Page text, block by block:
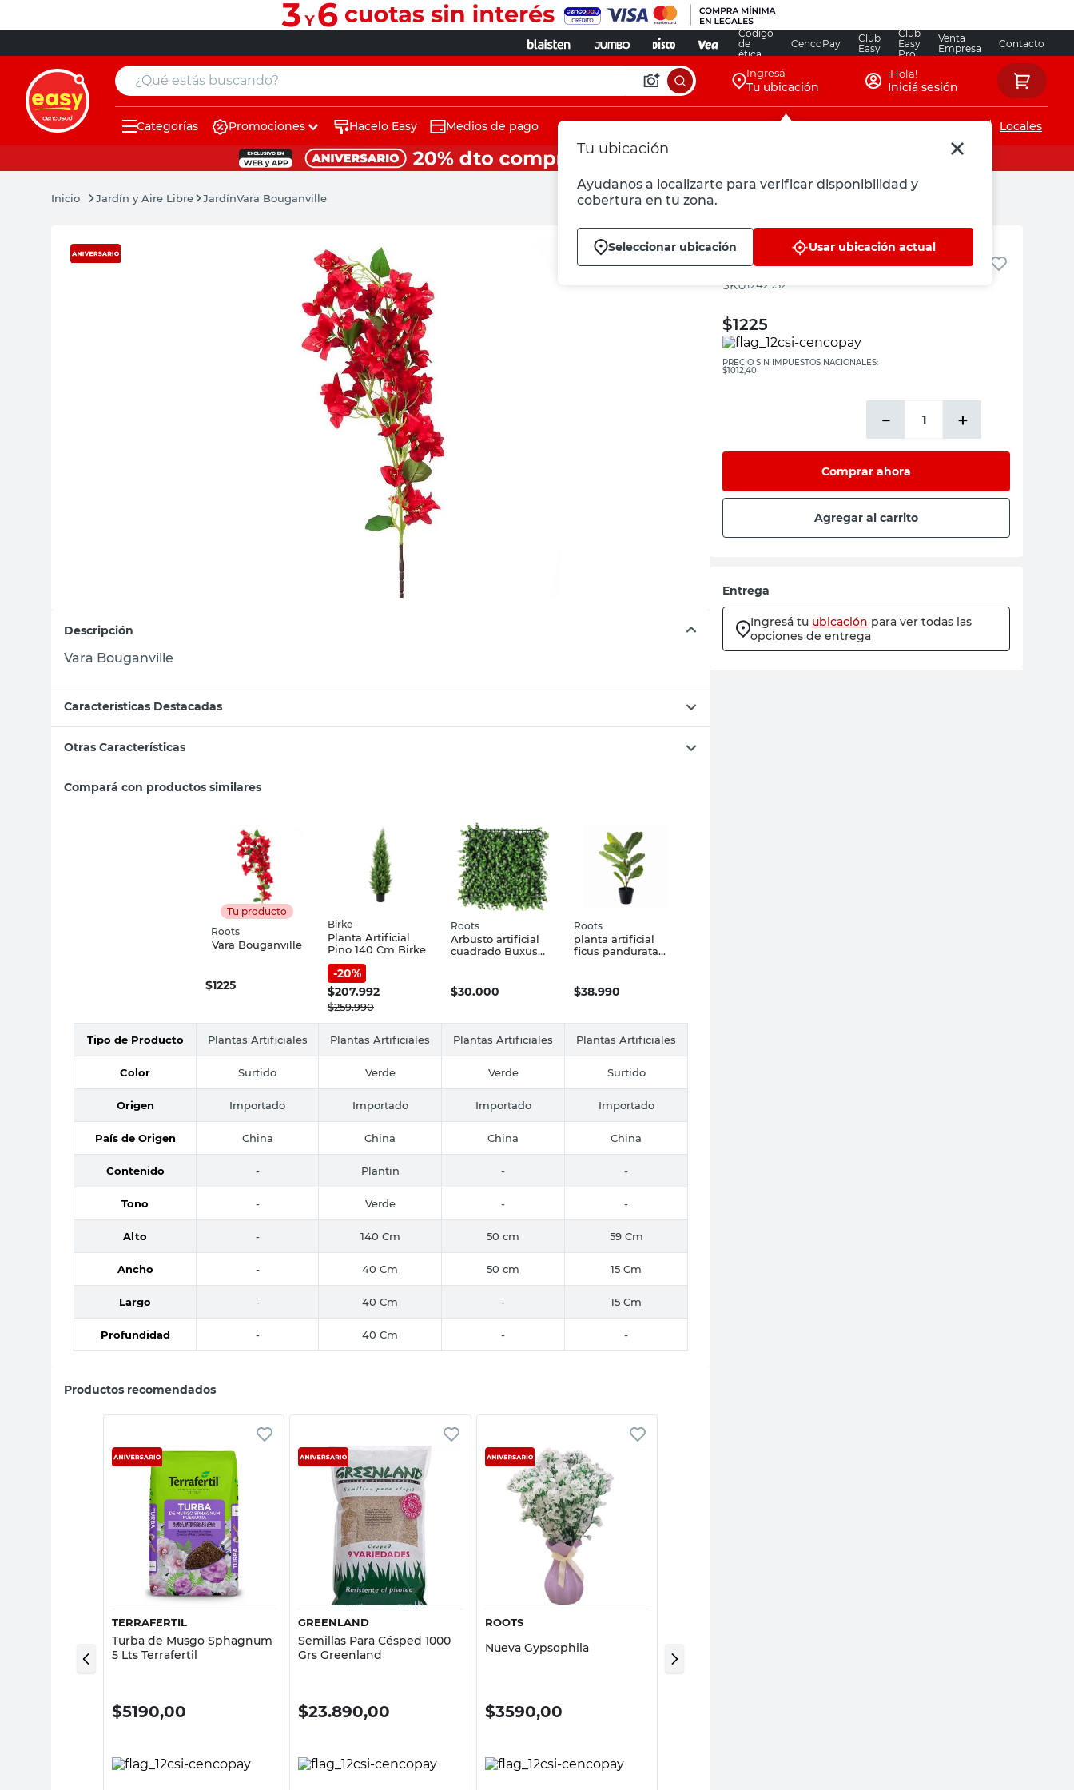
Código
de
ética
CencoPay
Club
Easy
Club
Easy
Pro
Venta
Empresa
Contacto
¿Qué estás buscando? Ingresá
Tu ubicación
Tu ubicación
Ayudanos a localizarte para verificar disponibilidad y
cobertura en tu zona.
Seleccionar ubicación Usar ubicación actual
¡Hola!
Iniciá sesión
Categorías Promociones Hacelo Easy Medios de pago Locales
Jardín y Aire Libre JardínVara Bouganville
Descripción
Vara Bouganville
Características Destacadas
Otras Características
Compará con productos similares
Tu producto
Roots
Vara Bouganville
$1225
Birke
Planta Artificial
Pino 140 Cm Birke
-20%
$207.992
$259.990
Roots
Arbusto artificial
cuadrado Buxus
$30.000
Roots
planta artificial
ficus pandurata
$38.990
Tipo de Producto Plantas Artificiales Plantas Artificiales Plantas Artificiales Plantas Artificiales
Color Surtido Verde Verde Surtido
Origen Importado Importado Importado Importado
País de Origen China China China China
Contenido - Plantin - -
Tono - Verde - -
Alto - 140 Cm 50 cm 59 Cm
Ancho - 40 Cm 50 cm 15 Cm
Largo - 40 Cm - 15 Cm
Profundidad - 40 Cm - -
Productos recomendados
Vista rápida
TERRAFERTIL
Turba de Musgo Sphagnum
5 Lts Terrafertil
$5190,00
Vista rápida
GREENLAND
Semillas Para Césped 1000
Grs Greenland
$23.890,00
Vista rápida
ROOTS
Nueva Gypsophila
$3590,00
Roots
Vara Bouganville
:1242932
$1225
PRECIO SIN IMPUESTOS NACIONALES:
$1012,40
＋
－
Comprar ahora
Agregar al carrito
Entrega
Ingresá tu ubicación para ver todas las
opciones de entrega
muebles